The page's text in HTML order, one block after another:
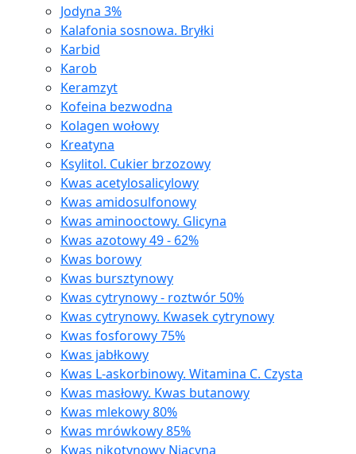
Jodyna 3%
Kalafonia sosnowa. Bryłki
Karbid
Karob
Keramzyt
Kofeina bezwodna
Kolagen wołowy
Kreatyna
Ksylitol. Cukier brzozowy
Kwas acetylosalicylowy
Kwas amidosulfonowy
Kwas aminooctowy. Glicyna
Kwas azotowy 49 - 62%
Kwas borowy
Kwas bursztynowy
Kwas cytrynowy - roztwór 50%
Kwas cytrynowy. Kwasek cytrynowy
Kwas fosforowy 75%
Kwas jabłkowy
Kwas L-askorbinowy. Witamina C. Czysta
Kwas masłowy. Kwas butanowy
Kwas mlekowy 80%
Kwas mrówkowy 85%
Kwas nikotynowy Niacyna